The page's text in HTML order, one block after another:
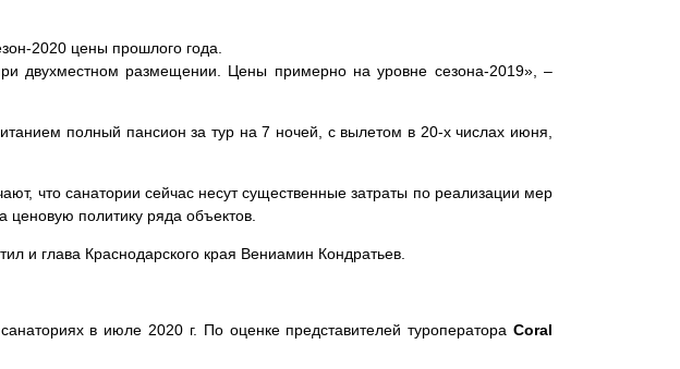
2020 цены прошлого года.
двухместном размещении. Цены примерно на уровне сезона-2019», –
полный пансион за тур на 7 ночей, с вылетом в 20-х числах июня,
что санатории сейчас несут существенные затраты по реализации мер
ценовую политику ряда объектов.
и глава Краснодарского края Вениамин Кондратьев.
в июле 2020 г. По оценке представителей туроператора Coral